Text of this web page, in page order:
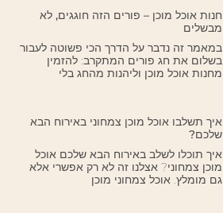
חנות אוכל מוכן – פורים הזה חוגגים, לא
מבשלים
במאמר זה נדבר על הדרך הכי פשוטה לעבור
בשלום את חג פורים המתקרב: להזמין
מחנות אוכל מוכן וליהנות מהחג בלי
איך תשלבו אוכל מוכן צמחוני באירוח הבא
שלכם?
איך תוכלו לשלב באירוח הבא שלכם אוכל
מוכן צמחוני? אצלנו זה לא רק אפשרי אלא
גם מומלץ. אוכל צמחוני מוכן